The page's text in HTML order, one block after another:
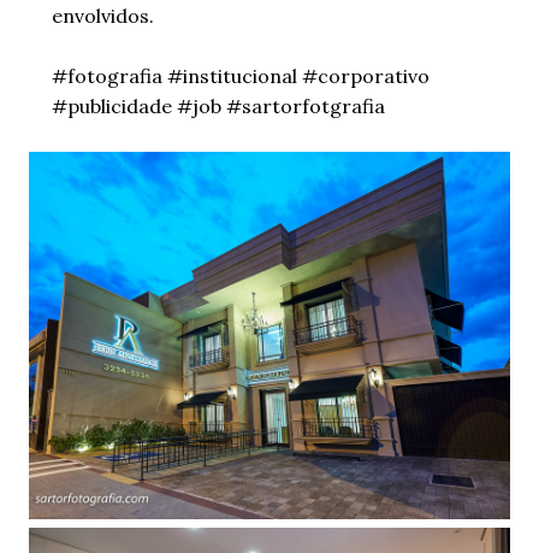
envolvidos.
#fotografia #institucional #corporativo
#publicidade #job #sartorfotgrafia